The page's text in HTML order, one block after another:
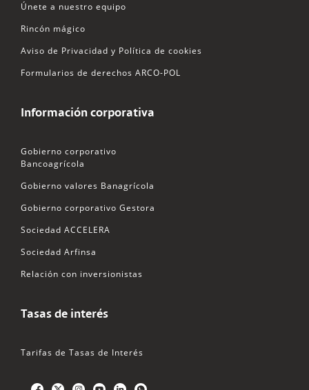
Únete a nuestro equipo
Rincón mágico
Aviso de Privacidad y Política de cookies
Formularios de derechos ARCO-POL
Información corporativa
Gobierno corporativo
Bancoagrícola
Gobierno valores Banagrícola
Gobierno corporativo Gestora
Sociedad ACCELERA
Sociedad Arfinsa
Relación con inversionistas
Tasas de interés
Tarifas de Tasas de Interés